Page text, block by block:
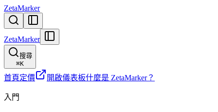
ZetaMarker
ZetaMarker
搜尋
⌘K
首頁定價 開啟儀表板什麼是 ZetaMarker？
入門